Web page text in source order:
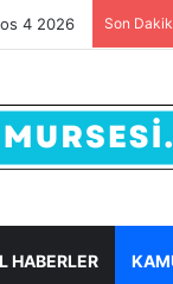
4 2026 Son
HABERLER